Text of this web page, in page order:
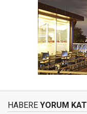
HABERE YORUM KAT